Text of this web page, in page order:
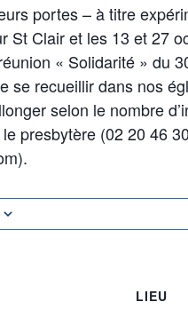
portes – à titre
St Clair et les 13 et 27
« Solidarité » du
se recueillir dans nos
selon le nombre
presbytère (02 20 46
LIEU